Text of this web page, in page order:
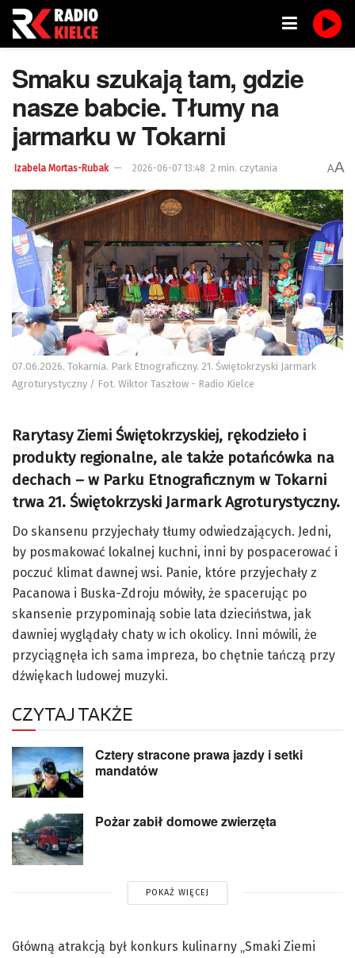
Smaku szukają tam, gdzie
nasze babcie. Tłumy na
jarmarku w Tokarni
Izabela Mortas-Rubak 2026-06-07 13:48 2 min. czytania AA
07.06.2026. Tokarnia. Park Etnograficzny. 21. Świętokrzyski Jarmark
Agroturystyczny / Fot. Wiktor Taszłow - Radio Kielce
Rarytasy Ziemi Świętokrzyskiej, rękodzieło i
produkty regionalne, ale także potańcówka na
dechach – w Parku Etnograficznym w Tokarni
trwa 21. Świętokrzyski Jarmark Agroturystyczny.
Do skansenu przyjechały tłumy odwiedzających. Jedni,
by posmakować lokalnej kuchni, inni by pospacerować i
poczuć klimat dawnej wsi. Panie, które przyjechały z
Pacanowa i Buska-Zdroju mówiły, że spacerując po
skansenie przypominają sobie lata dzieciństwa, jak
dawniej wyglądały chaty w ich okolicy. Inni mówili, że
przyciągnęła ich sama impreza, bo chętnie tańczą przy
dźwiękach ludowej muzyki.
CZYTAJ TAKŻE
Cztery stracone prawa jazdy i setki
mandatów
Pożar zabił domowe zwierzęta
POKAŻ WIĘCEJ
Główną atrakcją był konkurs kulinarny „Smaki Ziemi